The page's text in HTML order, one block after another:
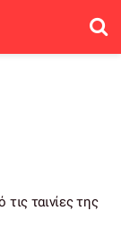
ταινίες της